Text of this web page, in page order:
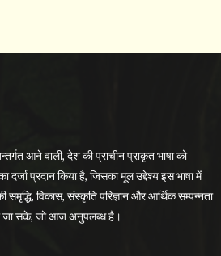
आने वाली, देश की प्राचीन प्राकृत भाषा को
दर्जा प्रदान किया है, जिसका मूल उद्देश्य इस भाषा में
समृद्धि, विकास, संस्कृति परिज्ञान और आर्थिक सम्पन्नता
जा सके, जो आज अनुपलब्ध है।